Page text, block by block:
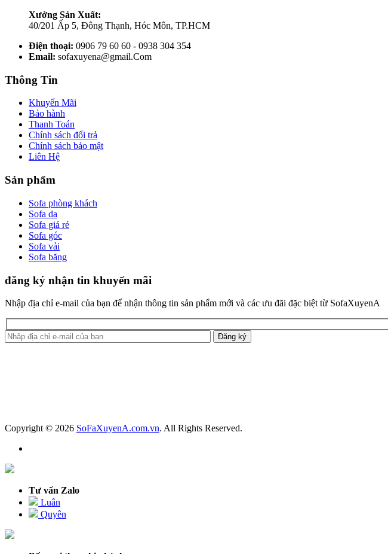
Xưởng Sản Xuất:
40/201 Ấp 5, Đông Thạnh, Hóc Môn, TP.HCM
Điện thoại: 0906 79 60 60 - 0938 304 354
Email: sofaxuyena@gmail.Com
Thông Tin
Khuyến Mãi
Bảo hành
Thanh Toán
Chính sách đổi trả
Chính sách bảo mật
Liên Hệ
Sản phẩm
Sofa phòng khách
Sofa da
Sofa giá rẻ
Sofa góc
Sofa vải
Sofa băng
đăng ký nhận tin khuyến mãi
Nhập địa chỉ e-mail của bạn để nhận thông tin sản phẩm mới và các ưu đãi đặc biệt từ SofaXuyenA
Copyright © 2026 SoFaXuyenA.com.vn. All Rights Reserved.
Tư vấn Zalo
Luân
Quyên